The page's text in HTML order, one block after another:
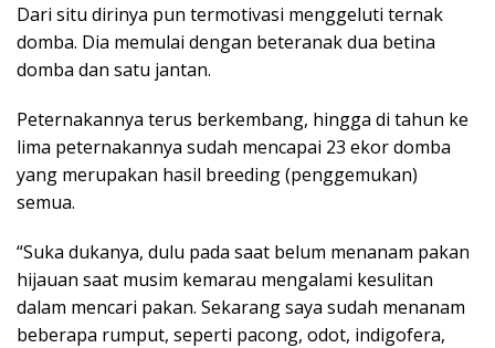
Dari situ dirinya pun termotivasi menggeluti ternak
domba. Dia memulai dengan beteranak dua betina
domba dan satu jantan.
Peternakannya terus berkembang, hingga di tahun ke
lima peternakannya sudah mencapai 23 ekor domba
yang merupakan hasil breeding (penggemukan)
semua.
“Suka dukanya, dulu pada saat belum menanam pakan
hijauan saat musim kemarau mengalami kesulitan
dalam mencari pakan. Sekarang saya sudah menanam
beberapa rumput, seperti pacong, odot, indigofera,